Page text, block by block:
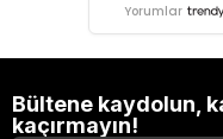
Yorumlar
Bültene kaydolun,
kaçırmayın!